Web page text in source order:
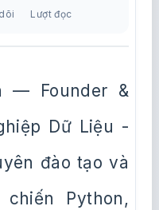
Lượt đọc
— Founder &
Dữ Liệu -
đào tạo và
Python,